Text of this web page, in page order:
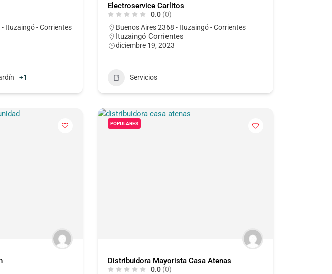
Ituzaingó - Corrientes
+1
Electroservice Carlitos
0.0 (0)
Buenos Aires 2368 - Ituzaingó - Corrientes
Ituzaingó Corrientes
diciembre 19, 2023
Servicios
POPULARES
Distribuidora Mayorista Casa Atenas
0.0 (0)